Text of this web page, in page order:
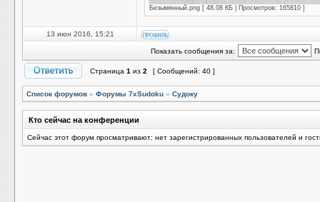
Безымянный.png [ 48.08 КБ | Просмотров: 165810 ]
13 июн 2016, 15:21
Показать сообщения за:
Страница 1 из 2 [ Сообщений: 40 ]
Список форумов » Форумы 7xSudoku » Судоку
Кто сейчас на конференции
Сейчас этот форум просматривают: нет зарегистрированных пользователей и